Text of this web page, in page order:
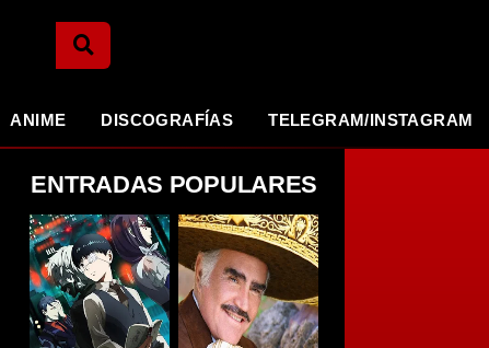
ANIME DISCOGRAFÍAS TELEGRAM/INSTAGRAM
ENTRADAS POPULARES